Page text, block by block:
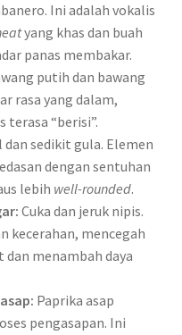
Ini adalah vokalis
yang khas dan buah
panas membakar.
putih dan bawang
rasa yang dalam,
terasa “berisi”.
sedikit gula. Elemen
dengan sentuhan
lebih well-rounded.
Cuka dan jeruk nipis.
kecerahan, mencegah
menambah daya
Paprika asap
pengasapan. Ini